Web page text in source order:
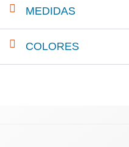
MEDIDAS
COLORES